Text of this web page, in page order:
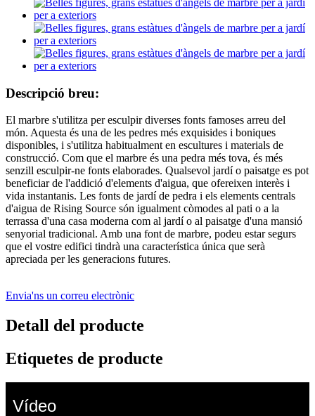
Descripció breu:
El marbre s'utilitza per esculpir diverses fonts famoses arreu del
món. Aquesta és una de les pedres més exquisides i boniques
disponibles, i s'utilitza habitualment en escultures i materials de
construcció. Com que el marbre és una pedra més tova, és més
senzill esculpir-ne fonts elaborades. Qualsevol jardí o paisatge es pot
beneficiar de l'addició d'elements d'aigua, que ofereixen interès i
vida instantanis. Les fonts de jardí de pedra i els elements centrals
d'aigua de Rising Source són igualment còmodes al pati o a la
terrassa d'una casa moderna com al jardí o al paisatge d'una mansió
senyorial tradicional. Amb una font de marbre, podeu estar segurs
que el vostre edifici tindrà una característica única que serà
apreciada per les generacions futures.
Envia'ns un correu electrònic
Detall del producte
Etiquetes de producte
Vídeo